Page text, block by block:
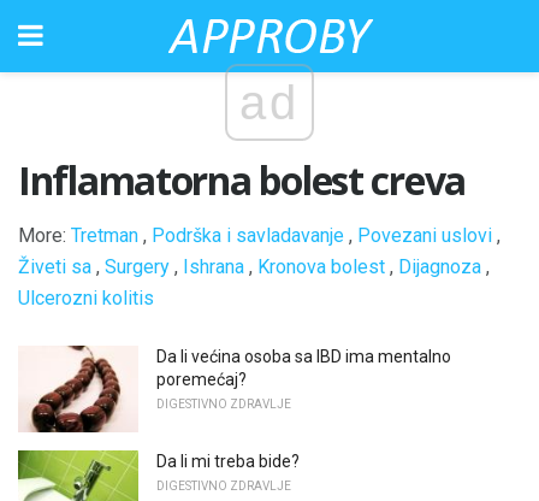
ad
Inflamatorna bolest creva
More: Tretman , Podrška i savladavanje , Povezani uslovi ,
Živeti sa , Surgery , Ishrana , Kronova bolest , Dijagnoza ,
Ulcerozni kolitis
Da li većina osoba sa IBD ima mentalno
poremećaj?
DIGESTIVNO ZDRAVLJE
Da li mi treba bide?
DIGESTIVNO ZDRAVLJE